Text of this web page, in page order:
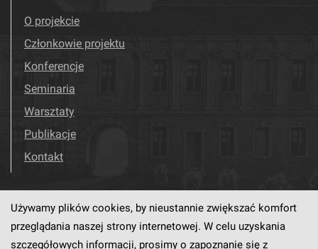
O projekcie
Członkowie projektu
Konferencje
Seminaria
Warsztaty
Publikacje
Kontakt
Odwiedź nas! Facebook
Używamy plików cookies, by nieustannie zwiększać komfort
przeglądania naszej strony internetowej. W celu uzyskania
szczegółowych informacji, prosimy o zapoznanie się z